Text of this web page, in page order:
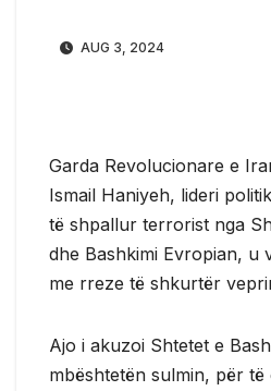
AUG 3, 2024
Garda Revolucionare e
Ismail Haniyeh, lideri
të shpallur terrorist nga
dhe Bashkimi Evropian, u
me rreze të shkurtër
Ajo i akuzoi Shtetet e
mbështetën sulmin, për të